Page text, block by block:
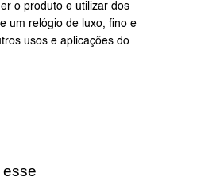
o produto e utilizar dos
um relógio de luxo, fino e
usos e aplicações do
esse